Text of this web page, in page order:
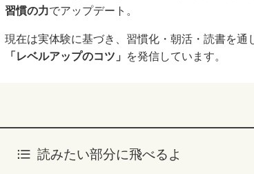
習慣の力でアップデート。
現在は実体験に基づき、習慣化・朝活・読書を通
「レベルアップのコツ」
を発信しています。
読みたい部分に飛べるよ